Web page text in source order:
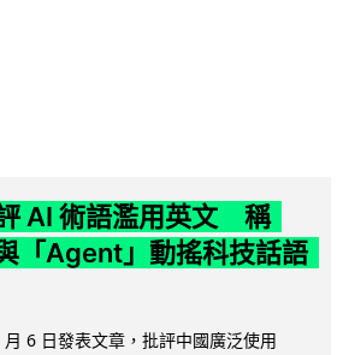
AI 術語濫用英文 稱
「Agent」動搖科技話語
6 日發表文章，批評中國廣泛使用